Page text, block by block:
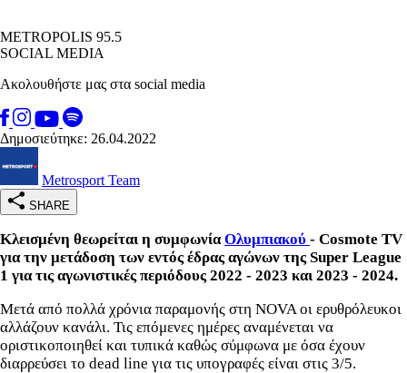
METROPOLIS 95.5
SOCIAL MEDIA
Ακολουθήστε μας στα social media
Δημοσιεύτηκε: 26.04.2022
Metrosport Team
SHARE
Κλεισμένη θεωρείται η συμφωνίαΟλυμπιακού - Cosmote TV
για την μετάδοση των εντός έδρας αγώνων της Super League
1 για τις αγωνιστικές περιόδους 2022 - 2023 και 2023 - 2024.
Μετά από πολλά χρόνια παραμονής στη NOVA οι ερυθρόλευκοι
αλλάζουν κανάλι. Τις επόμενες ημέρες αναμένεται να
οριστικοποιηθεί και τυπικά καθώς σύμφωνα με όσα έχουν
διαρρεύσει το dead line για τις υπογραφές είναι στις 3/5.